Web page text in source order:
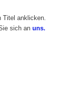
Titel anklicken.
sich anuns.